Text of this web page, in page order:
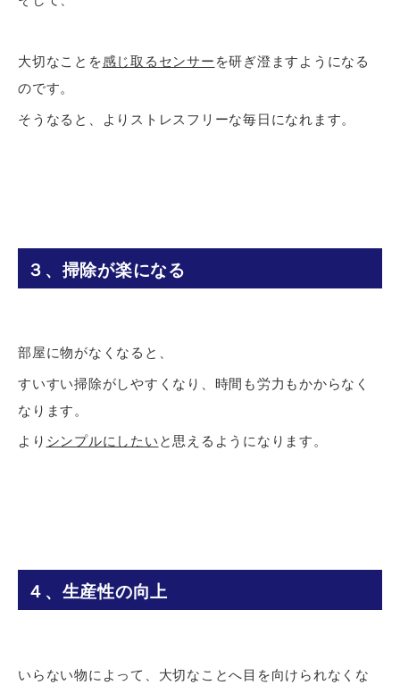
大切なことを感じ取るセンサー を研ぎ澄ますようになる
のです。
そうなると、よりストレスフリーな毎日になれます。
３、掃除が楽になる
部屋に物がなくなると、
すいすい掃除がしやすくなり、時間も労力もかからなく
なります。
より シンプルにしたい と思えるようになります。
４、生産性の向上
いらない物によって、大切なことへ目を向けられなくな